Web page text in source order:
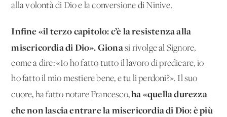
alla volontà di Dio e la conversione di Ninive.
Infine «il terzo capitolo: c’è la resistenza alla
misericordia di Dio». Gionasi rivolge al Signore,
come a dire: «Io ho fatto tutto il lavoro di predicare, io
ho fatto il mio mestiere bene, e tu li perdoni?». Il suo
cuore, ha fatto notare Francesco,ha «quella durezza
che non lascia entrare la misericordia di Dio: è più